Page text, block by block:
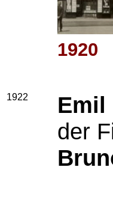
1920
1922 Emil
der